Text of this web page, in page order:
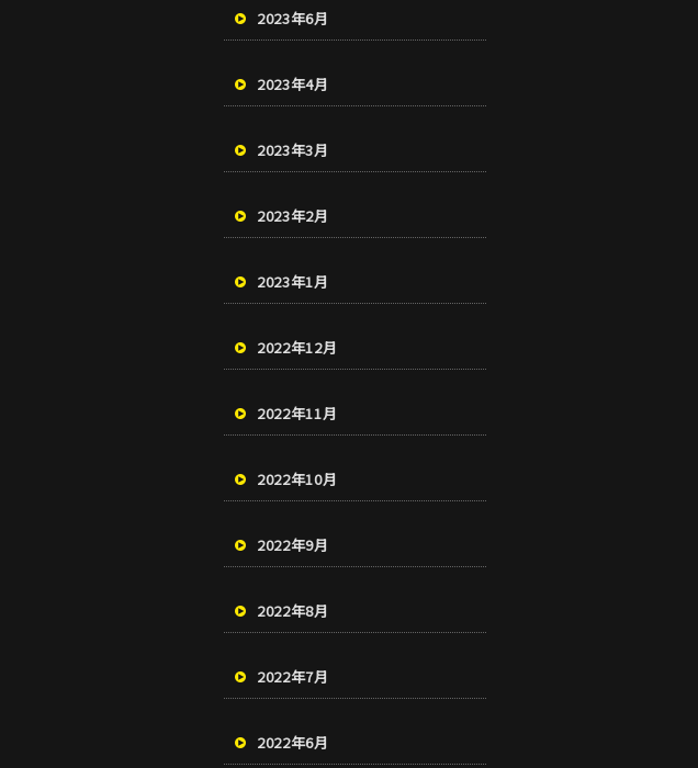
2023年6月
2023年4月
2023年3月
2023年2月
2023年1月
2022年12月
2022年11月
2022年10月
2022年9月
2022年8月
2022年7月
2022年6月